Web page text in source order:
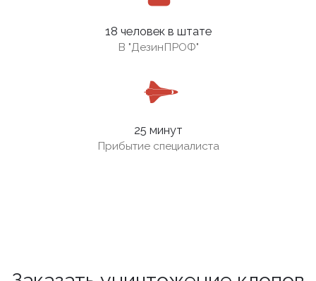
18 человек в штате
В "ДезинПРОФ"
25 минут
Прибытие специалиста